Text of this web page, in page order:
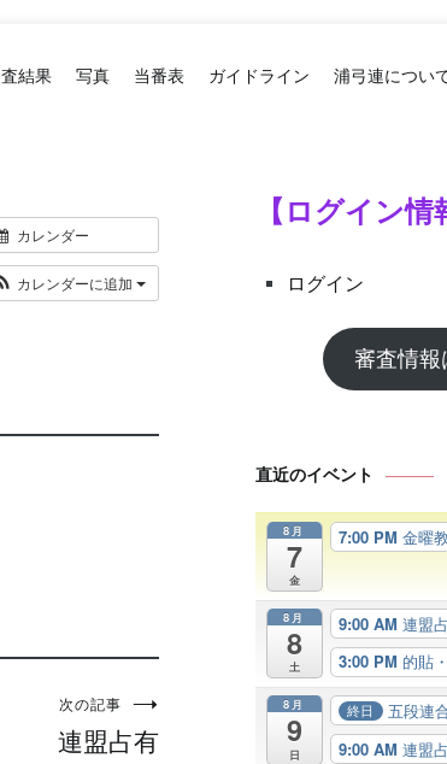
結果 写真 当番表 ガイドライン 浦弓連につい
カレンダー
カレンダーに追加
次の記事
連盟占有
【ログイン情
ログイン
審査情報
直近のイベント
8月
7
金
7:00 PM 金曜
8月
8
土
9:00 AM 連盟
3:00 PM 的貼
8月
9
日
終日
五段連
9:00 AM 連盟